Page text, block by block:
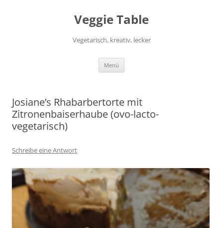
Veggie Table
Vegetarisch, kreativ, lecker
Menü
Josiane’s Rhabarbertorte mit
Zitronenbaiserhaube (ovo-lacto-
vegetarisch)
Schreibe eine Antwort